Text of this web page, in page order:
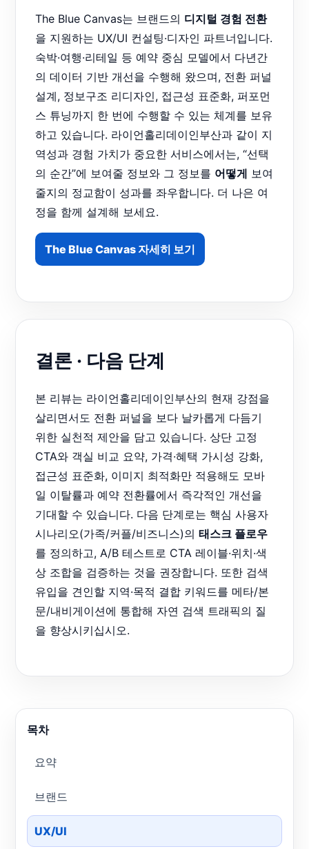
The Blue Canvas는 브랜드의 디지털 경험 전환
을 지원하는 UX/UI 컨설팅·디자인 파트너입니다.
숙박·여행·리테일 등 예약 중심 모델에서 다년간
의 데이터 기반 개선을 수행해 왔으며, 전환 퍼널
설계, 정보구조 리디자인, 접근성 표준화, 퍼포먼
스 튜닝까지 한 번에 수행할 수 있는 체계를 보유
하고 있습니다. 라이언홀리데이인부산과 같이 지
역성과 경험 가치가 중요한 서비스에서는, “선택
의 순간”에 보여줄 정보와 그 정보를 어떻게 보여
줄지의 정교함이 성과를 좌우합니다. 더 나은 여
정을 함께 설계해 보세요.
The Blue Canvas 자세히 보기
결론 · 다음 단계
본 리뷰는 라이언홀리데이인부산의 현재 강점을
살리면서도 전환 퍼널을 보다 날카롭게 다듬기
위한 실천적 제안을 담고 있습니다. 상단 고정
CTA와 객실 비교 요약, 가격·혜택 가시성 강화,
접근성 표준화, 이미지 최적화만 적용해도 모바
일 이탈률과 예약 전환률에서 즉각적인 개선을
기대할 수 있습니다. 다음 단계로는 핵심 사용자
시나리오(가족/커플/비즈니스)의 태스크 플로우
를 정의하고, A/B 테스트로 CTA 레이블·위치·색
상 조합을 검증하는 것을 권장합니다. 또한 검색
유입을 견인할 지역·목적 결합 키워드를 메타/본
문/내비게이션에 통합해 자연 검색 트래픽의 질
을 향상시키십시오.
목차
요약
브랜드
UX/UI